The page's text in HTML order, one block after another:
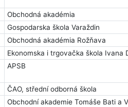
Obchodná akadémia
Gospodarska škola Varaždin
Obchodná akadémia Rožňava
Ekonomska i trgovačka škola Ivana
APSB
ČAO, střední odborná škola
Obchodní akademie Tomáše Bati a